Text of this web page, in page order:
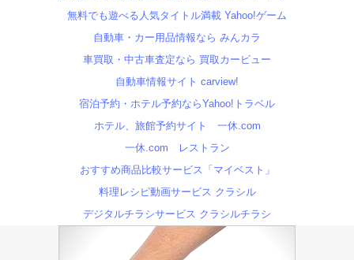
無料でも遊べる人気タイトル満載 Yahoo!ゲーム
自動車・カー用品情報なら みんカラ
車買取・中古車査定なら 買取カービュー
自動車情報サイト carview!
宿泊予約・ホテル予約ならYahoo!トラベル
ホテル、旅館予約サイト 一休.com
一休.com レストラン
おすすめ商品比較サービス「マイベスト」
料理レシピ動画サービス クラシル
デジタルチラシサービス クラシルチラシ